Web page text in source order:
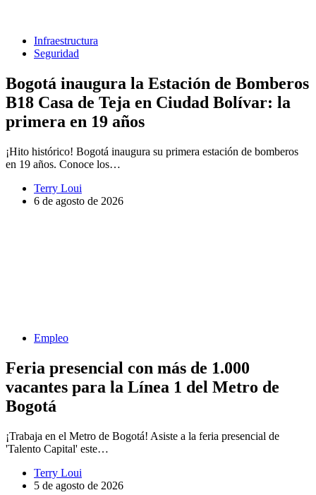
Infraestructura
Seguridad
Bogotá inaugura la Estación de Bomberos
B18 Casa de Teja en Ciudad Bolívar: la
primera en 19 años
¡Hito histórico! Bogotá inaugura su primera estación de bomberos
en 19 años. Conoce los…
Terry Loui
6 de agosto de 2026
Empleo
Feria presencial con más de 1.000
vacantes para la Línea 1 del Metro de
Bogotá
¡Trabaja en el Metro de Bogotá! Asiste a la feria presencial de
'Talento Capital' este…
Terry Loui
5 de agosto de 2026